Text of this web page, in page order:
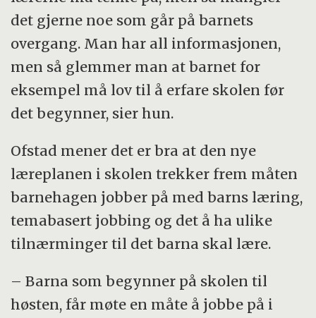
det gjerne noe som går på barnets
overgang. Man har all informasjonen,
men så glemmer man at barnet for
eksempel må lov til å erfare skolen før
det begynner, sier hun.
Ofstad mener det er bra at den nye
læreplanen i skolen trekker frem måten
barnehagen jobber på med barns læring,
temabasert jobbing og det å ha ulike
tilnærminger til det barna skal lære.
– Barna som begynner på skolen til
høsten, får møte en måte å jobbe på i